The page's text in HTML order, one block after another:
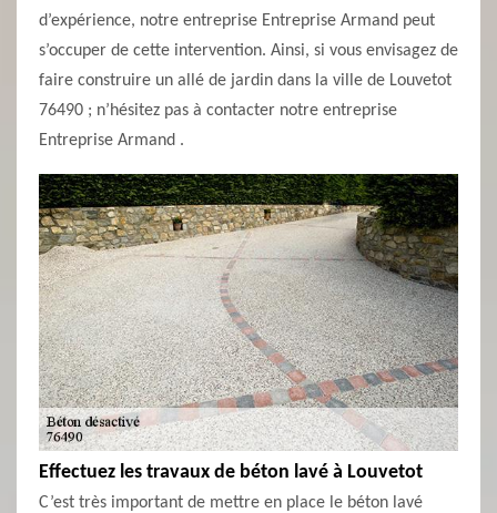
d’expérience, notre entreprise Entreprise Armand peut
s’occuper de cette intervention. Ainsi, si vous envisagez de
faire construire un allé de jardin dans la ville de Louvetot
76490 ; n’hésitez pas à contacter notre entreprise
Entreprise Armand .
Effectuez les travaux de béton lavé à Louvetot
C’est très important de mettre en place le béton lavé